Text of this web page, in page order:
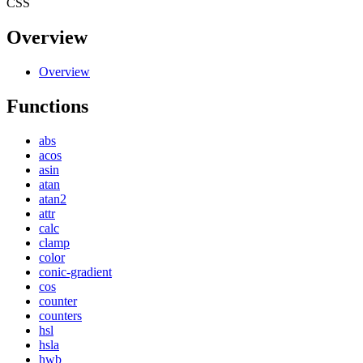
CSS
Overview
Overview
Functions
abs
acos
asin
atan
atan2
attr
calc
clamp
color
conic-gradient
cos
counter
counters
hsl
hsla
hwb